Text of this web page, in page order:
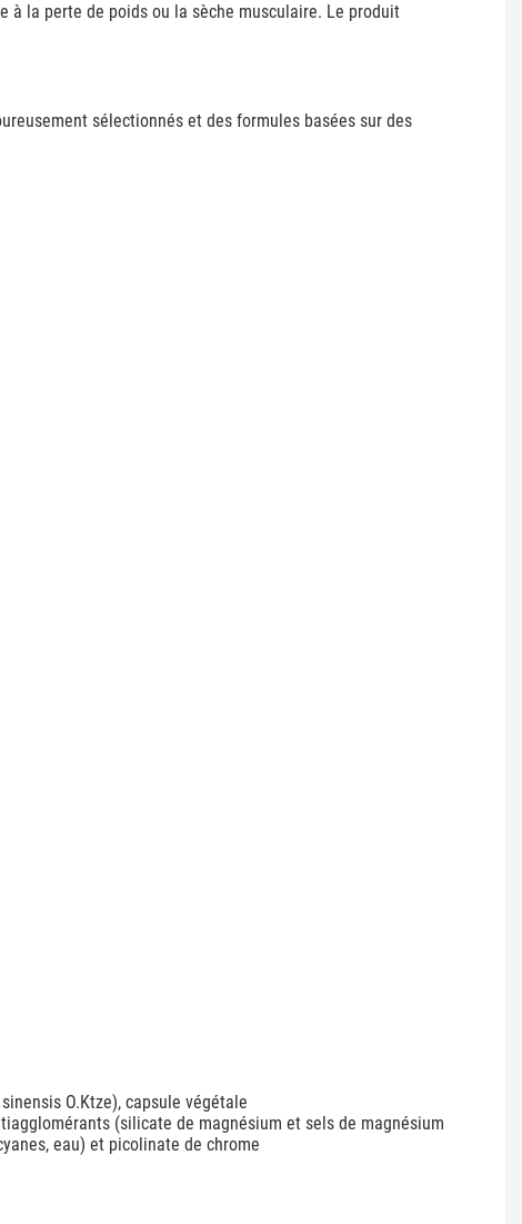
à la perte de poids ou la sèche musculaire. Le produit
sélectionnés et des formules basées sur des
O.Ktze), capsule végétale
(silicate de magnésium et sels de magnésium
eau) et picolinate de chrome